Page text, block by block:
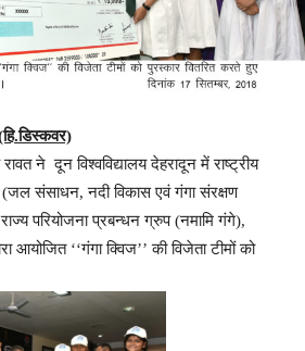
ने दून विश्वविद्यालय देहरादून में राष्ट्रीय
संसाधन, नदी विकास एवं गंगा संरक्षण
परियोजना प्रबन्धन ग्रुप (नमामि गंगे),
आयोजित ‘‘गंगा क्विज’’ की विजेता टीमों को